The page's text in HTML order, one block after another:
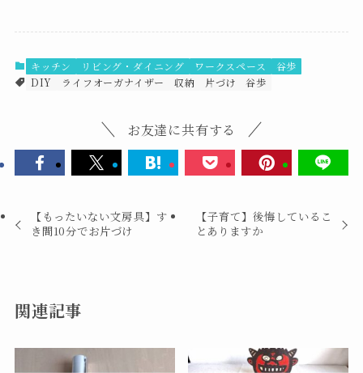
キッチン リビング・ダイニング ワークスペース
谷歩
DIY
ライフオーガナイザー 収納 片づけ 谷歩
お友達に共有する
【もったいない文房具】す
き間10分でお片づけ
【子育て】後悔しているこ
とありますか
関連記事